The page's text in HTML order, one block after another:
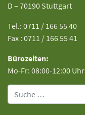
D – 70190 Stuttgart
Tel.: 0711 / 166 55 40
Fax : 0711 / 166 55 41
Bürozeiten:
Mo-Fr: 08:00-12:00 Uhr
Suche